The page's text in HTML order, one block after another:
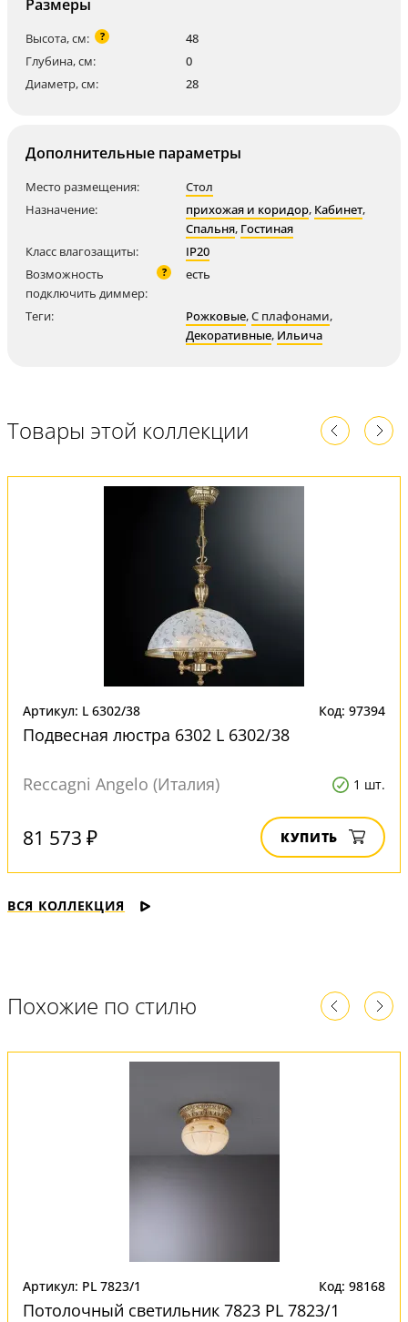
Размеры
Высота, см: ?
48
Глубина, см:
0
Диаметр, см:
28
Дополнительные параметры
Место размещения:
Стол
Назначение:
прихожая и коридор, Кабинет,
Спальня, Гостиная
Класс влагозащиты:
IP20
Возможность
подключить диммер:
? есть
Теги: Рожковые,С плафонами,
Декоративные, Ильича
Товары этой коллекции
Артикул: L 6302/38 Код: 97394
Подвесная люстра 6302 L 6302/38
Reccagni Angelo (Италия) 1 шт.
81 573 ₽ КУПИТЬ
ВСЯ КОЛЛЕКЦИЯ
Похожие по стилю
Артикул: PL 7823/1 Код: 98168
Потолочный светильник 7823 PL 7823/1